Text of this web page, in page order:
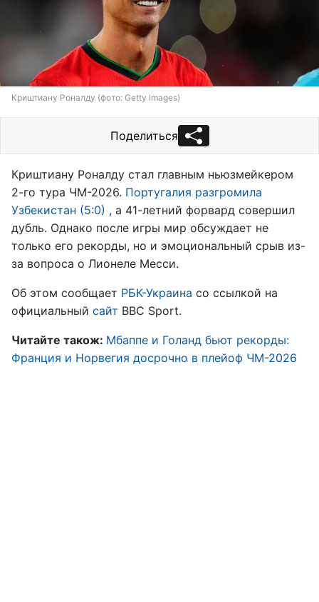
Криштиану Роналду (фото: Getty Images)
Поделиться
Криштиану Роналду стал главным ньюзмейкером
2-го тура ЧМ-2026. Португалия разгромила
Узбекистан (5:0) , а 41-летний форвард совершил
дубль. Однако после игры мир обсуждает не
только его рекорды, но и эмоциональный срыв из-
за вопроса о Лионеле Месси.
Об этом сообщает РБК-Украина со ссылкой на
официальный сайт BBC Sport.
Читайте також: Мбаппе и Голанд бьют рекорды:
Франция и Норвегия досрочно в плейоф ЧМ-2026